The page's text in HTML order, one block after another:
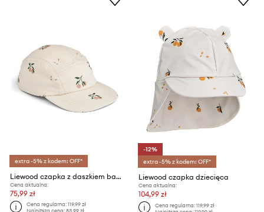
extra -5% z kodem: OFF*
Liewood czapka z daszkiem bawełniana
Cena aktualna:
75,99 zł
Cena regularna:119,99 zł
Najniższa cena:83,99 zł
-12%
extra -5% z kodem: OFF*
Liewood czapka dziecięca
Cena aktualna:
104,99 zł
Cena regularna:119,99 zł